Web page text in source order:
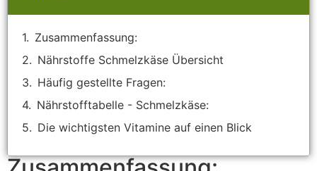
Zusammenfassung:
Nährstoffe Schmelzkäse Übersicht
Häufig gestellte Fragen:
Nährstofftabelle - Schmelzkäse:
Die wichtigsten Vitamine auf einen Blick